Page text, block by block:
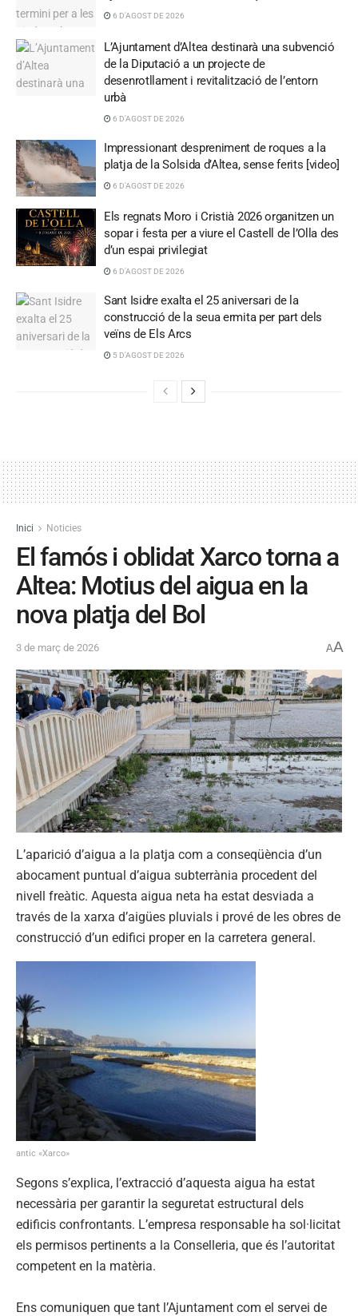
6 D'AGOST DE 2026
L’Ajuntament d’Altea destinarà una subvenció
de la Diputació a un projecte de
desenrotllament i revitalització de l’entorn
urbà
6 D'AGOST DE 2026
Impressionant despreniment de roques a la
platja de la Solsida d’Altea, sense ferits [video]
6 D'AGOST DE 2026
Els regnats Moro i Cristià 2026 organitzen un
sopar i festa per a viure el Castell de l’Olla des
d’un espai privilegiat
6 D'AGOST DE 2026
Sant Isidre exalta el 25 aniversari de la
construcció de la seua ermita per part dels
veïns de Els Arcs
5 D'AGOST DE 2026
Inici Noticies
El famós i oblidat Xarco torna a
Altea: Motius del aigua en la
nova platja del Bol
3 de març de 2026 AA
L’aparició d’aigua a la platja com a conseqüència d’un
abocament puntual d’aigua subterrània procedent del
nivell freàtic. Aquesta aigua neta ha estat desviada a
través de la xarxa d’aigües pluvials i prové de les obres de
construcció d’un edifici proper en la carretera general.
antic «Xarco»
Segons s’explica, l’extracció d’aquesta aigua ha estat
necessària per garantir la seguretat estructural dels
edificis confrontants. L’empresa responsable ha sol·licitat
els permisos pertinents a la Conselleria, que és l’autoritat
competent en la matèria.
Ens comuniquen que tant l’Ajuntament com el servei de